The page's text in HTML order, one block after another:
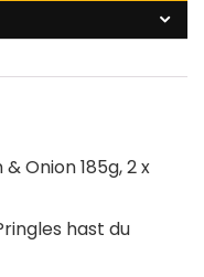
Onion 185g, 2 x
hast du